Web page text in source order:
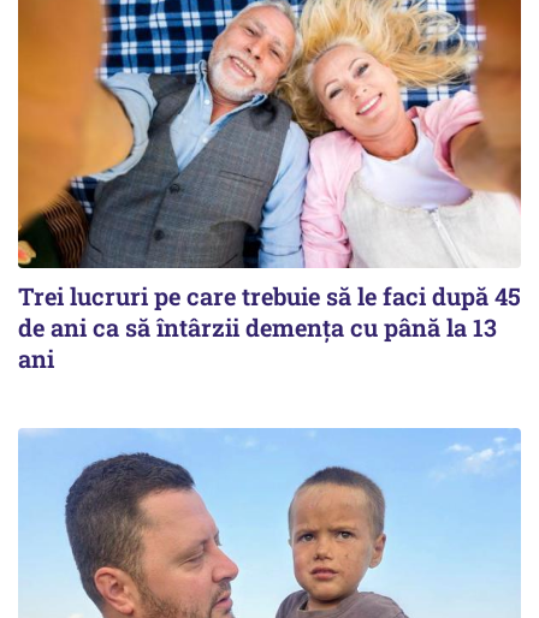
Trei lucruri pe care trebuie să le faci după 45
de ani ca să întârzii demența cu până la 13
ani